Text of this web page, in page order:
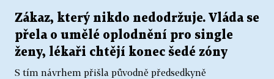
Zákaz, který nikdo nedodržuje. Vláda se
přela o umělé oplodnění pro single
ženy, lékaři chtějí konec šedé zóny
S tím návrhem přišla původně předsedkyně